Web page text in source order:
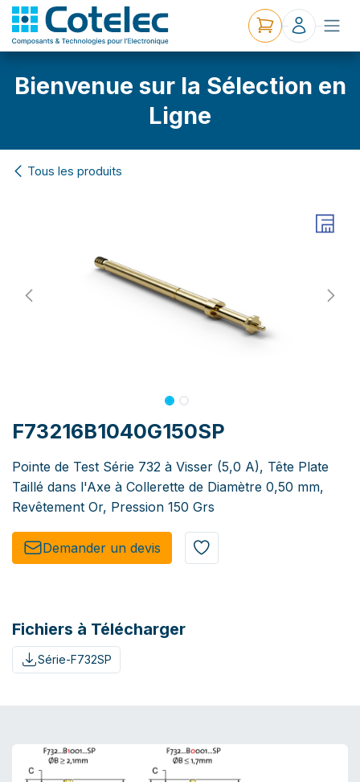
Bienvenue sur la Sélection en
Ligne
Tous les produits
F73216B1040G150SP
Pointe de Test Série 732 à Visser (5,0 A), Tête Plate
Taillé dans l'Axe à Collerette de Diamètre 0,50 mm,
Revêtement Or, Pression 150 Grs
Demander un de​​vis​​
Fichiers à Télécharger
Série-F732SP